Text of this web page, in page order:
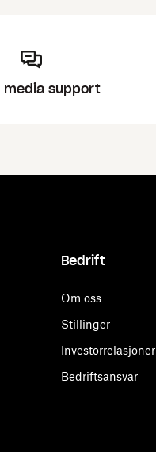
media support
Bedrift
Om oss
Stillinger
Investorrelasjoner
Bedriftsansvar